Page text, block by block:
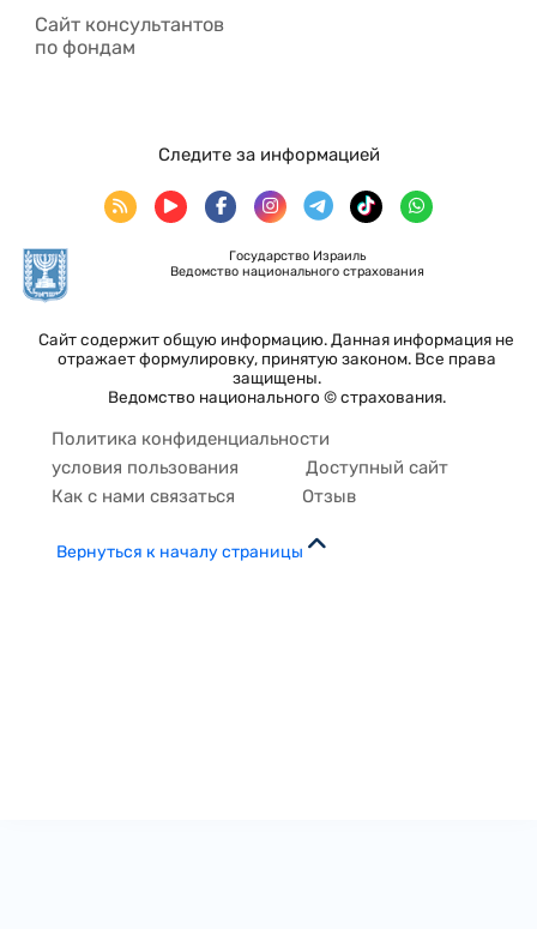
Сайт консультантов
по фондам
Государство Израиль
Ведомство национального страхования
Сайт содержит общую информацию. Данная информация не
отражает формулировку, принятую законом. Все права
защищены.
Ведомство национального © страхования.
Следите за информацией
Политика конфиденциальности
условия пользования
Доступный сайт
Как с нами связаться
Отзыв
Вернуться к началу страницы